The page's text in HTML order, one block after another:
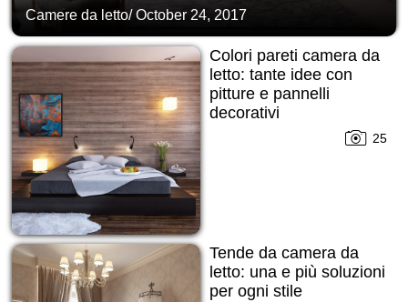
Camere da letto/October 24, 2017
Colori pareti camera da
letto: tante idee con
pitture e pannelli
decorativi
25
Tende da camera da
letto: una e più soluzioni
per ogni stile